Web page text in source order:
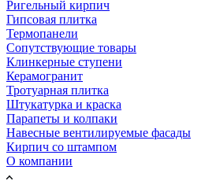
Ригельный кирпич
Гипсовая плитка
Термопанели
Сопутствующие товары
Клинкерные ступени
Керамогранит
Тротуарная плитка
Штукатурка и краска
Парапеты и колпаки
Навесные вентилируемые фасады
Кирпич со штампом
О компании